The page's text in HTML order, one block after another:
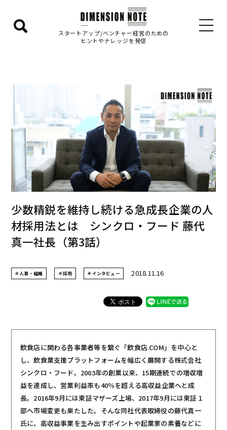
検
す
る
スタートアップ/ベンチャー経営のための
ヒントやナレッジを発信
少数精鋭を維持し続ける急成長企業の人
材採用法とは シンクロ・フード 藤代
真一社長（第3話）
＃人事・組織 ＃採用 ＃インタビュー 2018.11.16
飲食店に関わる各事業者等を繋ぐ「飲食店.COM」を中心と
し、飲食業支援プラットフォームを幅広く展開する株式会社
シンクロ・フード。2003年の創業以来、15期連続での増収増
益を達成し、営業利益率も40％を超える高収益企業へと成
長。2016年9月には東証マザーズ上場、2017年9月には東証１
部へ市場変更も果たした。そんな同社代表取締役の藤代真一
氏に、高収益事業を生み出すポイントや起業家の素養などに